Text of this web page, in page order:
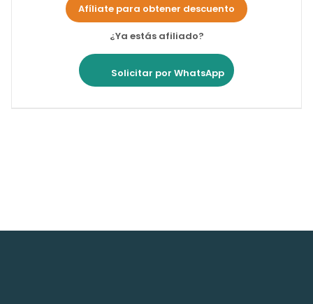
Afíliate para obtener descuento
¿Ya estás afiliado?
Solicitar por WhatsApp